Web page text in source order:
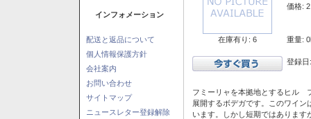
インフォメーション
配送と返品について
個人情報保護方針
会社案内
お問い合わせ
サイトマップ
ニュースレター登録解除
在庫有り: 6
価格:
重量:
登録
フミーリャを本拠地とするヒル
展開するボデガです。このワイ
います。しかし短期ではありま